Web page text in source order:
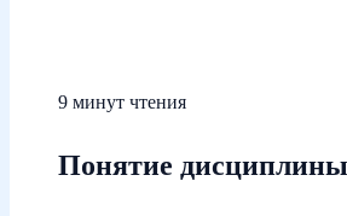
9 минут чтения
Понятие